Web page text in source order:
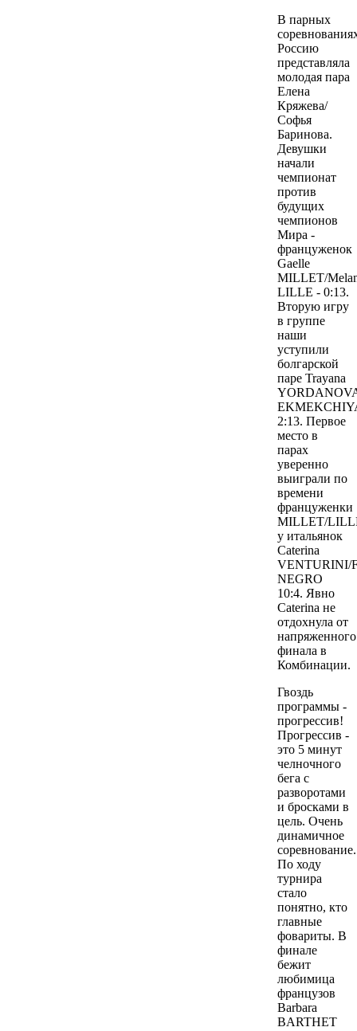
В парных
Россию
представляла
молодая пара
Елена
Кряжева/
Софья
Баринова.
Девушки
начали
чемпионат
против
будущих
чемпионов
Мира -
француженок
Gaelle
MILLET/
LILLE - 0:13.
Вторую игру
в группе
наши
уступили
болгарской
паре Trayana
2:13. Первое
место в
парах
уверенно
выиграли по
времени
француженки
MILLET/
у итальянок
Caterina
VENTURINI/
NEGRO
10:4. Явно
Caterina не
отдохнула от
напряженного
финала в
Комбинации.
Гвоздь
программы -
прогрессив!
Прогрессив -
это 5 минут
челночного
бега с
разворотами
и бросками в
цель. Очень
динамичное
соревнование.
По ходу
турнира
стало
понятно, кто
главные
фовариты. В
финале
бежит
любимица
французов
Barbara
BARTHET